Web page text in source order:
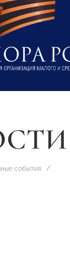
события